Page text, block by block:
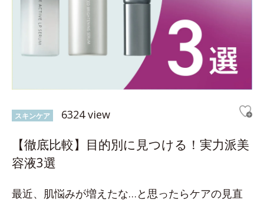
スキンケア 6324 view
【徹底比較】目的別に見つける！実力派美
容液3選
最近、肌悩みが増えたな…と思ったらケアの見直